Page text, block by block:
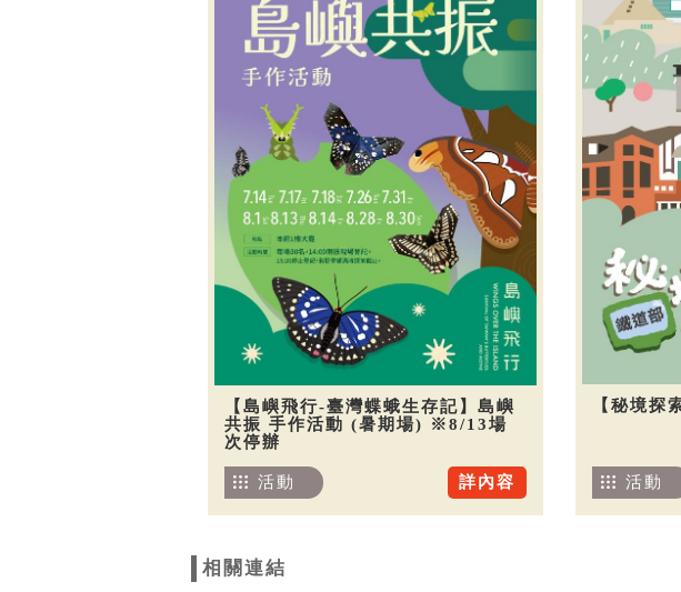
【島嶼飛行-臺灣蝶蛾生存記】島嶼
共振 手作活動 (暑期場) ※8/13場
次停辦
詳內容
活動
【秘境探
活動
相關連結